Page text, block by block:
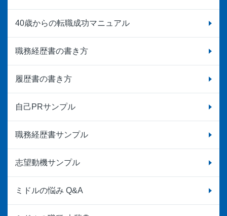
40歳からの転職成功マニュアル
職務経歴書の書き方
履歴書の書き方
自己PRサンプル
職務経歴書サンプル
志望動機サンプル
ミドルの悩み Q&A